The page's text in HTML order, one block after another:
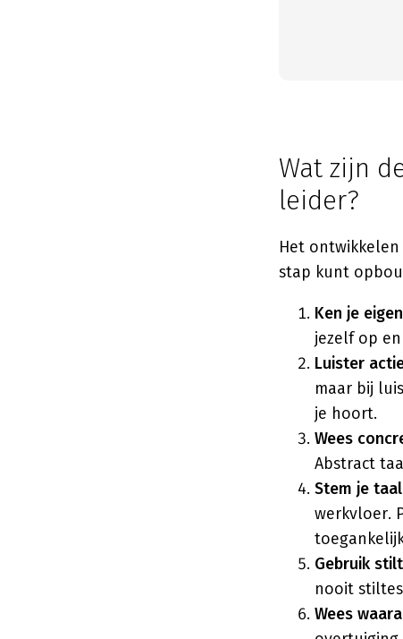
Wat zijn
leider?
Het
stap kunt
Ken je
jezelf op
Luister
maar bij
je hoort.
Wees
Abstract
Stem je
werkvloer.
Gebruik
nooit
Wees